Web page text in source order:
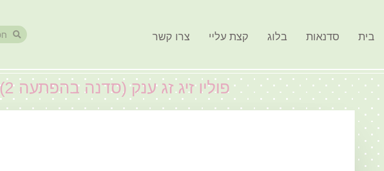
בית סדנאות בלוג קצת עליי צרו קשר
פוליו זיג זג ענק (סדנה בהפתעה 2)